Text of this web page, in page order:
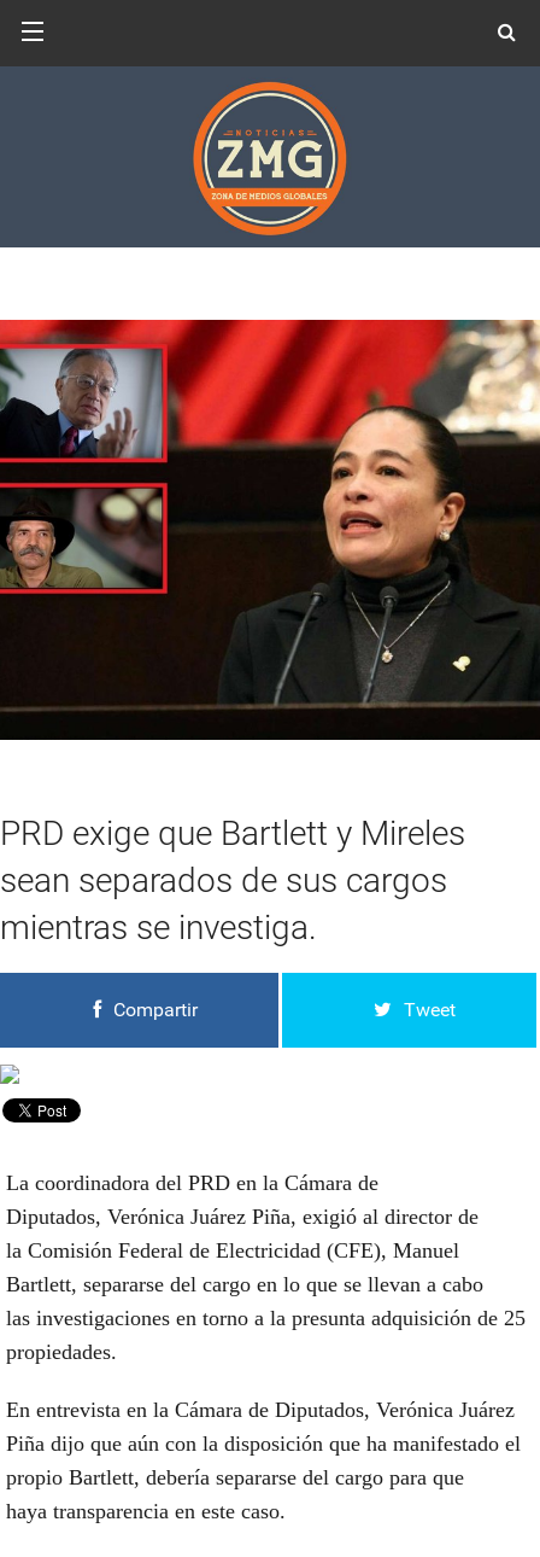
PRD exige que Bartlett y Mireles
sean separados de sus cargos
mientras se investiga.
Compartir Tweet
La coordinadora del PRD en la Cámara de
Diputados, Verónica Juárez Piña, exigió al director de
la Comisión Federal de Electricidad (CFE), Manuel
Bartlett, separarse del cargo en lo que se llevan a cabo
las investigaciones en torno a la presunta adquisición de 25
propiedades.
En entrevista en la Cámara de Diputados, Verónica Juárez
Piña dijo que aún con la disposición que ha manifestado el
propio Bartlett, debería separarse del cargo para que
haya transparencia en este caso.